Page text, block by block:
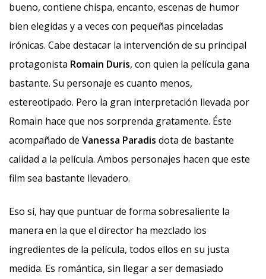
bueno, contiene chispa, encanto, escenas de humor
bien elegidas y a veces con pequeñas pinceladas
irónicas. Cabe destacar la intervención de su principal
protagonista Romain Duris, con quien la película gana
bastante. Su personaje es cuanto menos,
estereotipado. Pero la gran interpretación llevada por
Romain hace que nos sorprenda gratamente. Éste
acompañado de Vanessa Paradis dota de bastante
calidad a la película. Ambos personajes hacen que este
film sea bastante llevadero.
Eso sí, hay que puntuar de forma sobresaliente la
manera en la que el director ha mezclado los
ingredientes de la película, todos ellos en su justa
medida. Es romántica, sin llegar a ser demasiado